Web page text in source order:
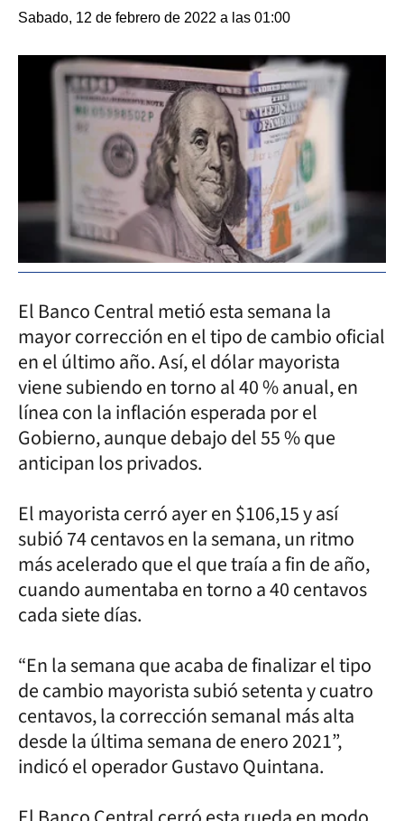
Sabado, 12 de febrero de 2022 a las 01:00
El Banco Central metió esta semana la
mayor corrección en el tipo de cambio oficial
en el último año. Así, el dólar mayorista
viene subiendo en torno al 40 % anual, en
línea con la inflación esperada por el
Gobierno, aunque debajo del 55 % que
anticipan los privados.
El mayorista cerró ayer en $106,15 y así
subió 74 centavos en la semana, un ritmo
más acelerado que el que traía a fin de año,
cuando aumentaba en torno a 40 centavos
cada siete días.
“En la semana que acaba de finalizar el tipo
de cambio mayorista subió setenta y cuatro
centavos, la corrección semanal más alta
desde la última semana de enero 2021”,
indicó el operador Gustavo Quintana.